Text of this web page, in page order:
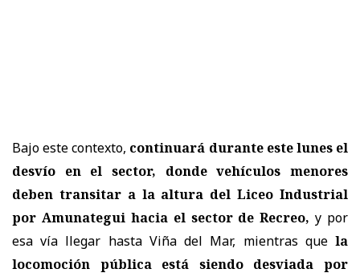
Bajo este contexto, continuará durante este lunes el
desvío en el sector, donde vehículos menores
deben transitar a la altura del Liceo Industrial
por Amunategui hacia el sector de Recreo,y por
esa vía llegar hasta Viña del Mar, mientras quela
locomoción pública está siendo desviada por